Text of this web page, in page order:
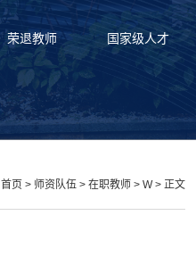
荣退教师 国家级人才
首页 > 师资队伍 >在职教师 >W> 正文